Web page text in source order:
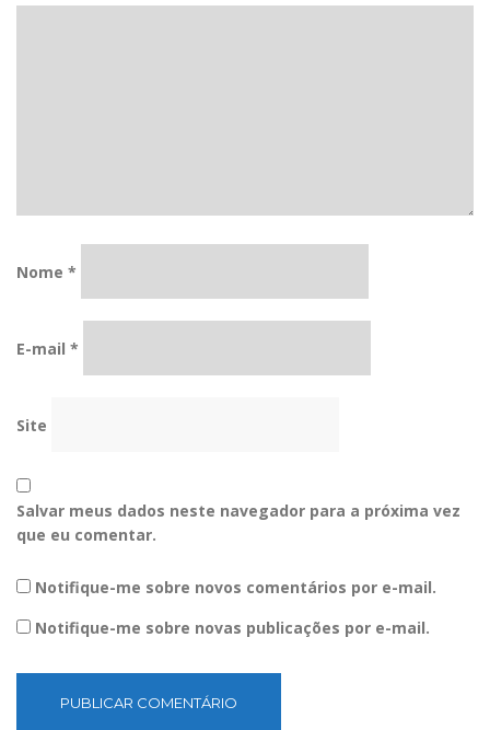
Nome *
E-mail *
Site
Salvar meus dados neste navegador para a próxima vez
que eu comentar.
Notifique-me sobre novos comentários por e-mail.
Notifique-me sobre novas publicações por e-mail.